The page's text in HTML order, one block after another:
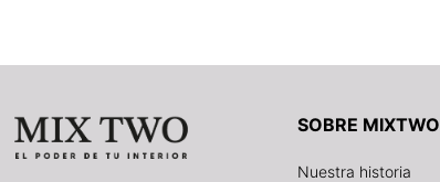
SOBRE MIXTWO
Nuestra historia